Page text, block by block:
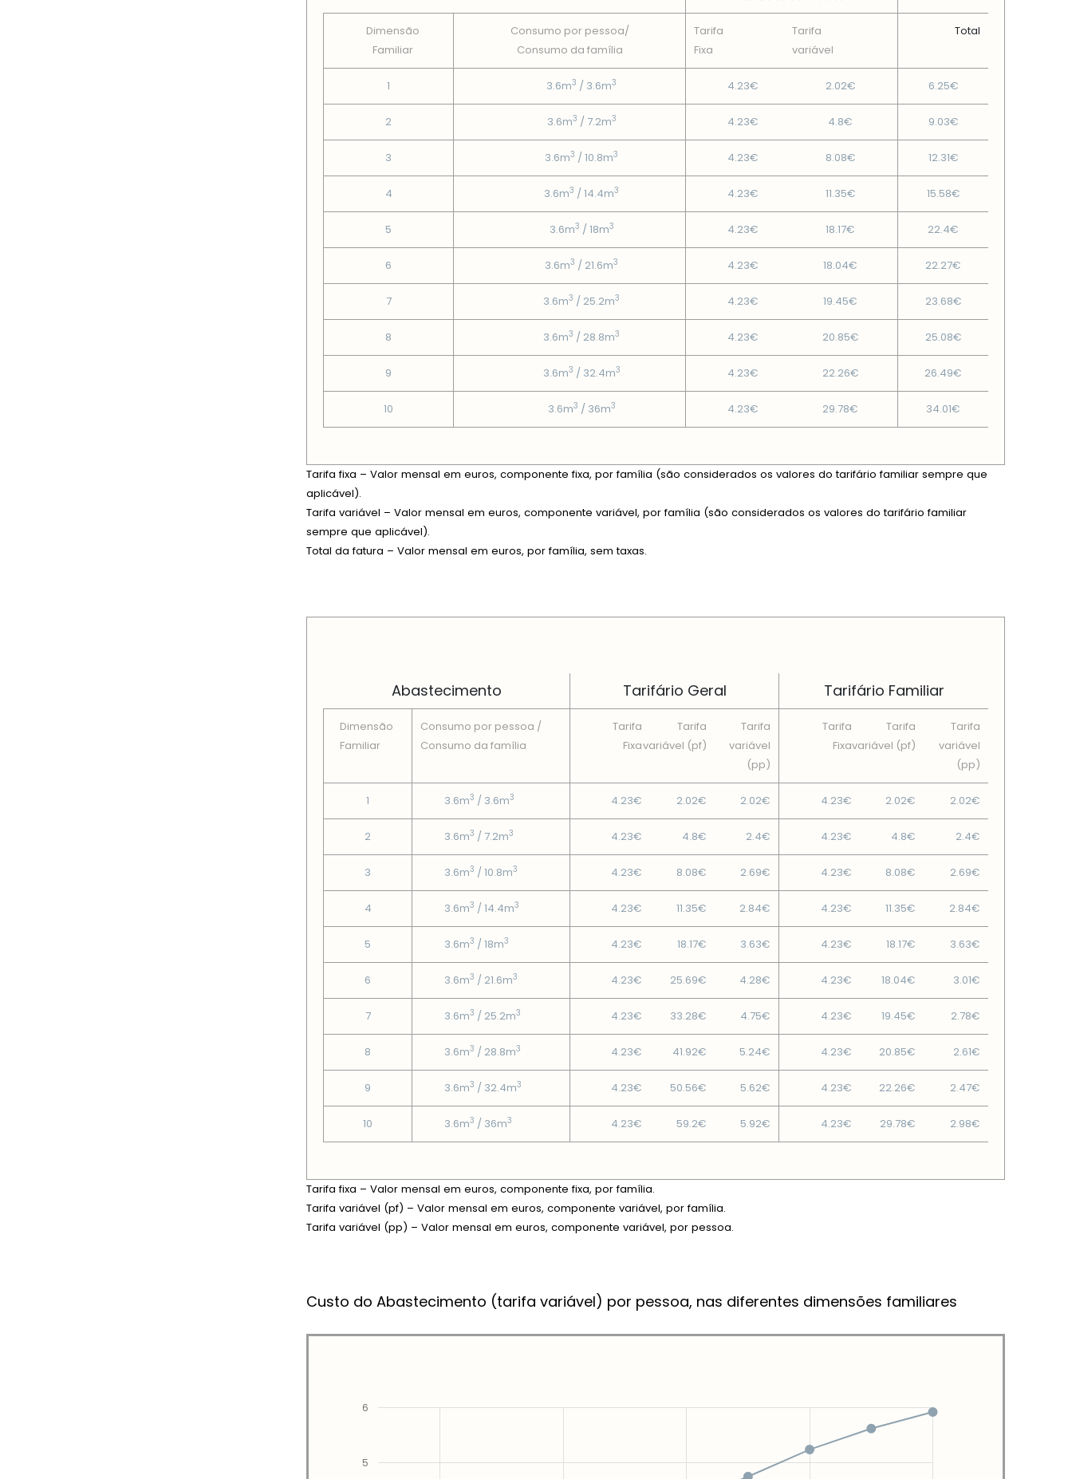
Dimensão
Familiar
Consumo por pessoa/
Consumo da famí­lia
Tarifa
Fixa
Tarifa
variável
Total
1 3.6m3 / 3.6m3 4.23€ 2.02€ 6.25€
2 3.6m3 / 7.2m3 4.23€ 4.8€ 9.03€
3 3.6m3 / 10.8m3 4.23€ 8.08€ 12.31€
4 3.6m3 / 14.4m3 4.23€ 11.35€ 15.58€
5 3.6m3 / 18m3 4.23€ 18.17€ 22.4€
6 3.6m3 / 21.6m3 4.23€ 18.04€ 22.27€
7 3.6m3 / 25.2m3 4.23€ 19.45€ 23.68€
8 3.6m3 / 28.8m3 4.23€ 20.85€ 25.08€
9 3.6m3 / 32.4m3 4.23€ 22.26€ 26.49€
10 3.6m3 / 36m3 4.23€ 29.78€ 34.01€
Tarifa fixa – Valor mensal em euros, componente fixa, por família (são considerados os valores do tarifário familiar sempre que
aplicável).
Tarifa variável – Valor mensal em euros, componente variável, por família (são considerados os valores do tarifário familiar
sempre que aplicável).
Total da fatura – Valor mensal em euros, por família, sem taxas.
Abastecimento Tarifário Geral Tarifário Familiar
Dimensão
Familiar
Consumo por pessoa /
Consumo da famí­lia
Tarifa
Fixa
Tarifa
variável (pf)
Tarifa
variável
(pp)
Tarifa
Fixa
Tarifa
variável (pf)
Tarifa
variável
(pp)
1 3.6m3 / 3.6m3 4.23€ 2.02€ 2.02€ 4.23€ 2.02€ 2.02€
2 3.6m3 / 7.2m3 4.23€ 4.8€ 2.4€ 4.23€ 4.8€ 2.4€
3 3.6m3 / 10.8m3 4.23€ 8.08€ 2.69€ 4.23€ 8.08€ 2.69€
4 3.6m3 / 14.4m3 4.23€ 11.35€ 2.84€ 4.23€ 11.35€ 2.84€
5 3.6m3 / 18m3 4.23€ 18.17€ 3.63€ 4.23€ 18.17€ 3.63€
6 3.6m3 / 21.6m3 4.23€ 25.69€ 4.28€ 4.23€ 18.04€ 3.01€
7 3.6m3 / 25.2m3 4.23€ 33.28€ 4.75€ 4.23€ 19.45€ 2.78€
8 3.6m3 / 28.8m3 4.23€ 41.92€ 5.24€ 4.23€ 20.85€ 2.61€
9 3.6m3 / 32.4m3 4.23€ 50.56€ 5.62€ 4.23€ 22.26€ 2.47€
10 3.6m3 / 36m3 4.23€ 59.2€ 5.92€ 4.23€ 29.78€ 2.98€
Tarifa fixa – Valor mensal em euros, componente fixa, por família.
Tarifa variável (pf) – Valor mensal em euros, componente variável, por família.
Tarifa variável (pp) – Valor mensal em euros, componente variável, por pessoa.
Custo do Abastecimento (tarifa variável) por pessoa, nas diferentes dimensões familiares
5
6